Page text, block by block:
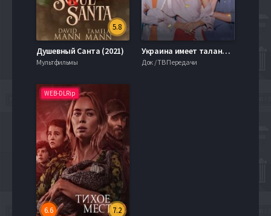
5.8
Душевный Санта (2021)
Мультфильмы
Украина имеет талант (2021)
Док / ТВ Передачи
WEB-DLRip
7.2
6.6